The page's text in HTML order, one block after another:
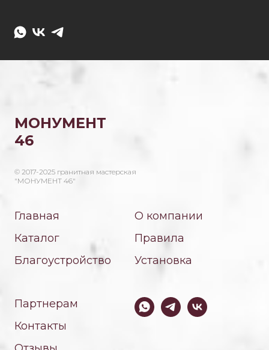
МОНУМЕНТ
46
© 2017-2025 гранитная мастерская
"МОНУМЕНТ 46"
Главная
Каталог
Благоустройство
О компании
Правила
Установка
Партнерам
Контакты